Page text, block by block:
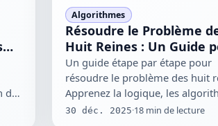
de
Algorithmes
Résoudre le Problème
Huit Reines : Un Guide
Toutes les 92 Solutions
Un guide étape par étape pour
résoudre le problème des huit
Apprenez la logique, les
les stratégies nécessaires pour…
30 déc. 2025·18 min de lecture